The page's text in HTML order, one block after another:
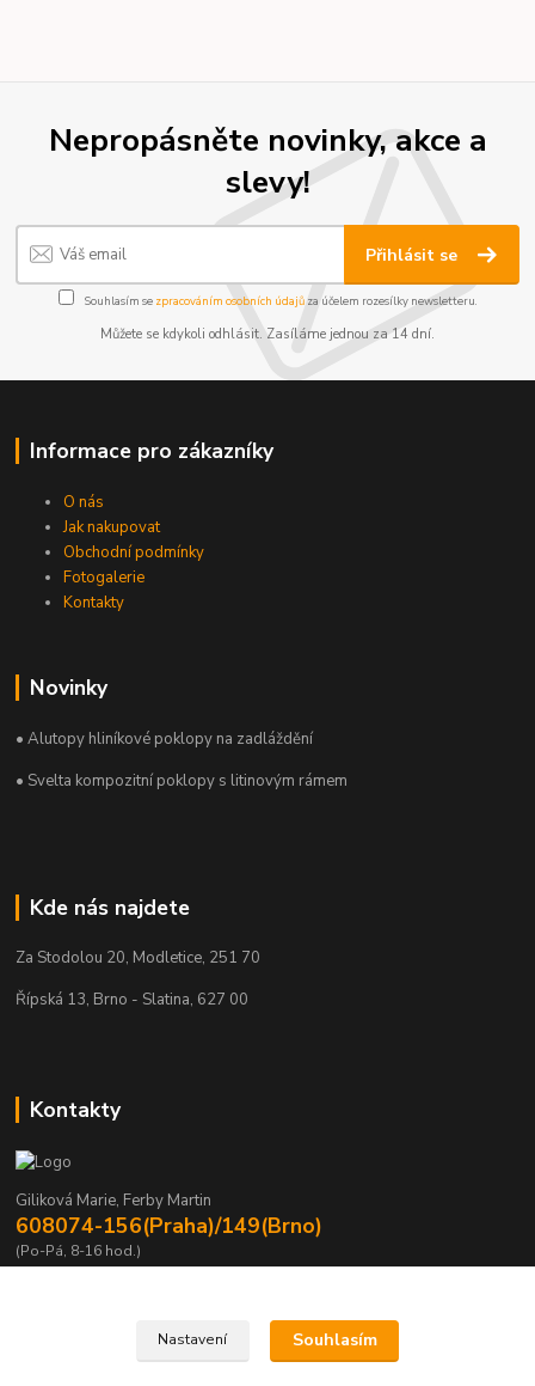
Nepropásněte novinky, akce a
slevy!
Přihlásit se
Souhlasím se zpracováním osobních údajůza účelem rozesílky newsletteru.
Můžete se kdykoli odhlásit. Zasíláme jednou za 14 dní.
Informace pro zákazníky
O nás
Jak nakupovat
Obchodní podmínky
Fotogalerie
Kontakty
Novinky
• Alutopy hliníkové poklopy na zadláždění
• Svelta kompozitní poklopy s litinovým rámem
Kde nás najdete
Za Stodolou 20, Modletice, 251 70
Řípská 13, Brno - Slatina, 627 00
Kontakty
Giliková Marie, Ferby Martin
608074-156(Praha)/149(Brno)
(Po-Pá, 8-16 hod.)
Nastavení Souhlasím